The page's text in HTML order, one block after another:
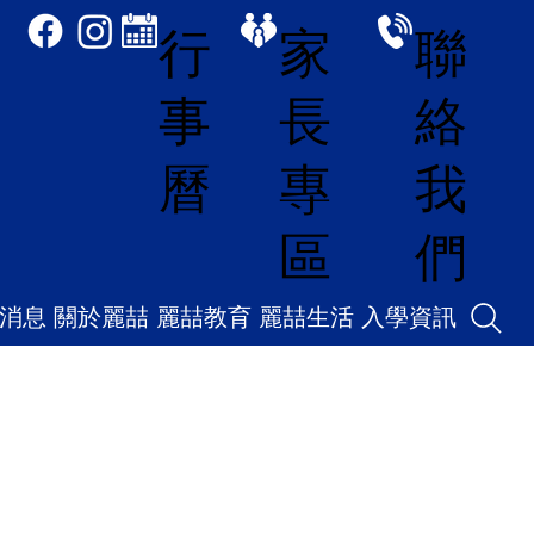
行
事
曆
家
長
專
區
聯
絡
我
們
息 關於麗喆 麗喆教育 麗喆生活 入學資訊